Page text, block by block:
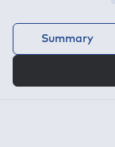
Summary